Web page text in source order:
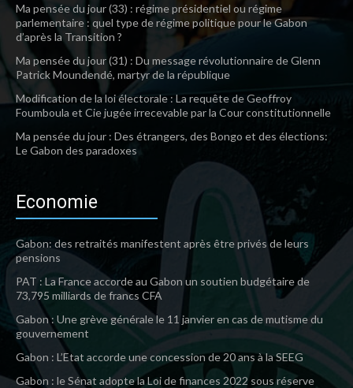
Ma pensée du jour (33) : régime présidentiel ou régime
parlementaire : quel type de régime politique pour le Gabon
d’après la Transition ?
Ma pensée du jour (31) : Du message révolutionnaire de Glenn
Patrick Moundendé, martyr de la république
Modification de la loi électorale : La requête de Geoffroy
Foumboula et Cie jugée irrecevable par la Cour constitutionnelle
Ma pensée du jour : Des étrangers, des Bongo et des élections:
Le Gabon des paradoxes
Economie
Gabon: des retraités manifestent après être privés de leurs
pensions
PAT : La France accorde au Gabon un soutien budgétaire de
73,795 milliards de francs CFA
Gabon : Une grève générale le 11 janvier en cas de mutisme du
gouvernement
Gabon : L’Etat accorde une concession de 20 ans à la SEEG
Gabon : le Sénat adopte la Loi de finances 2022 sous réserve